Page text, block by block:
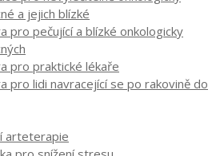
a jejich blízké
pro pečující a blízké onkologicky
pro praktické lékaře
pro lidi navracející se po rakovině do
arteterapie